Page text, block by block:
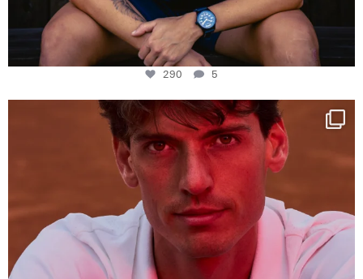
290 5
One last dance at home
This week at...
321
9